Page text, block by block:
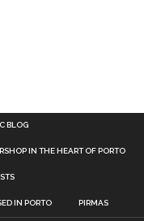
BLOG
IN THE HEART OF PORTO
IN PORTO PIRMAS